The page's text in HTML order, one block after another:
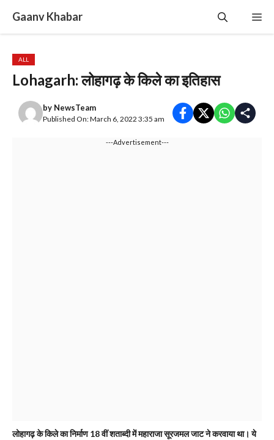
content
Gaanv Khabar
ALL
Lohagarh: लोहागढ़ के किले का इतिहास
by NewsTeam
Published On: March 6, 2022 3:35 am
---Advertisement---
लोहागढ़ के किले का निर्माण 18 वीं शताब्दी में महाराजा सूरजमल जाट ने करवाया था। ये